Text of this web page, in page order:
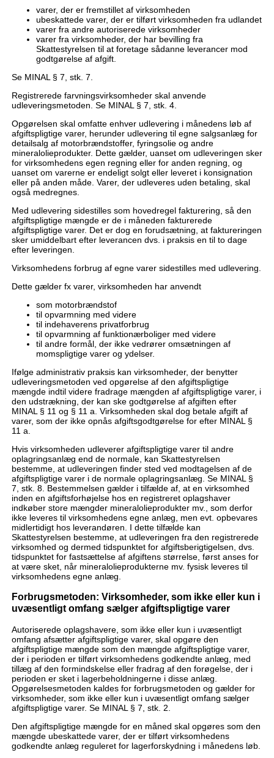
varer, der er fremstillet af virksomheden
ubeskattede varer, der er tilført virksomheden fra udlandet
varer fra andre autoriserede virksomheder
varer fra virksomheder, der har bevilling fra
Skattestyrelsen til at foretage sådanne leverancer mod
godtgørelse af afgift.
Se MINAL § 7, stk. 7.
Registrerede farvningsvirksomheder skal anvende
udleveringsmetoden. Se MINAL § 7, stk. 4.
Opgørelsen skal omfatte enhver udlevering i månedens løb af
afgiftspligtige varer, herunder udlevering til egne salgsanlæg for
detailsalg af motorbrændstoffer, fyringsolie og andre
mineralolieprodukter. Dette gælder, uanset om udleveringen sker
for virksomhedens egen regning eller for anden regning, og
uanset om varerne er endeligt solgt eller leveret i konsignation
eller på anden måde. Varer, der udleveres uden betaling, skal
også medregnes.
Med udlevering sidestilles som hovedregel fakturering, så den
afgiftspligtige mængde er de i måneden fakturerede
afgiftspligtige varer. Det er dog en forudsætning, at faktureringen
sker umiddelbart efter leverancen dvs. i praksis en til to dage
efter leveringen.
Virksomhedens forbrug af egne varer sidestilles med udlevering.
Dette gælder fx varer, virksomheden har anvendt
som motorbrændstof
til opvarmning med videre
til indehaverens privatforbrug
til opvarmning af funktionærboliger med videre
til andre formål, der ikke vedrører omsætningen af
momspligtige varer og ydelser.
Ifølge administrativ praksis kan virksomheder, der benytter
udleveringsmetoden ved opgørelse af den afgiftspligtige
mængde indtil videre fradrage mængden af afgiftspligtige varer, i
den udstrækning, der kan ske godtgørelse af afgiften efter
MINAL § 11 og § 11 a. Virksomheden skal dog betale afgift af
varer, som der ikke opnås afgiftsgodtgørelse for efter MINAL §
11 a.
Hvis virksomheden udleverer afgiftspligtige varer til andre
oplagringsanlæg end de normale, kan Skattestyrelsen
bestemme, at udleveringen finder sted ved modtagelsen af de
afgiftspligtige varer i de normale oplagringsanlæg. Se MINAL §
7, stk. 8. Bestemmelsen gælder i tilfælde af, at en virksomhed
inden en afgiftsforhøjelse hos en registreret oplagshaver
indkøber store mængder mineralolieprodukter mv., som derfor
ikke leveres til virksomhedens egne anlæg, men evt. opbevares
midlertidigt hos leverandøren. I dette tilfælde kan
Skattestyrelsen bestemme, at udleveringen fra den registrerede
virksomhed og dermed tidspunktet for afgiftsberigtigelsen, dvs.
tidspunktet for fastsættelse af afgiftens størrelse, først anses for
at være sket, når mineralolieprodukterne mv. fysisk leveres til
virksomhedens egne anlæg.
Forbrugsmetoden: Virksomheder, som ikke eller kun i
uvæsentligt omfang sælger afgiftspligtige varer
Autoriserede oplagshavere, som ikke eller kun i uvæsentligt
omfang afsætter afgiftspligtige varer, skal opgøre den
afgiftspligtige mængde som den mængde afgiftspligtige varer,
der i perioden er tilført virksomhedens godkendte anlæg, med
tillæg af den formindskelse eller fradrag af den forøgelse, der i
perioden er sket i lagerbeholdningerne i disse anlæg.
Opgørelsesmetoden kaldes for forbrugsmetoden og gælder for
virksomheder, som ikke eller kun i uvæsentligt omfang sælger
afgiftspligtige varer. Se MINAL § 7, stk. 2.
Den afgiftspligtige mængde for en måned skal opgøres som den
mængde ubeskattede varer, der er tilført virksomhedens
godkendte anlæg reguleret for lagerforskydning i månedens løb.